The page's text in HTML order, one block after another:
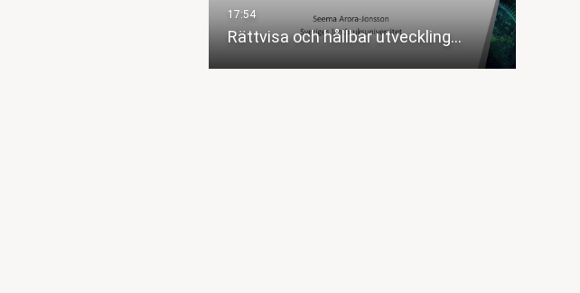
Rättvisa och hållbar utveckling…